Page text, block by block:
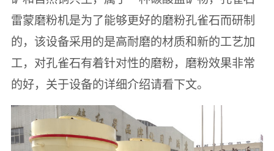
雷蒙磨粉机是为了能够更好的磨粉孔雀石而研制
的，该设备采用的是高耐磨的材质和新的工艺加
工，对孔雀石有着针对性的磨粉，磨粉效果非常
的好，关于设备的详细介绍请看下文。